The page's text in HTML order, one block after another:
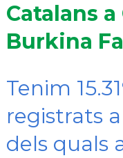
Catalans
Burkina
Tenim
registrats
dels quals